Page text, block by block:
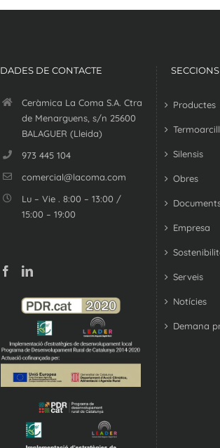
DADES DE CONTACTE
Ceràmica La Coma S.A. Ctra
de Menarguens, s/n 25600
BALAGUER (Lleida)
973 445 104
comercial@lacoma.com
Lu – Vie . 8:00 – 13:00 /
15:00 – 19:00
SECCIONS
Productes
Silensis
Obres
Empresa
Serveis
Notícies
Demana